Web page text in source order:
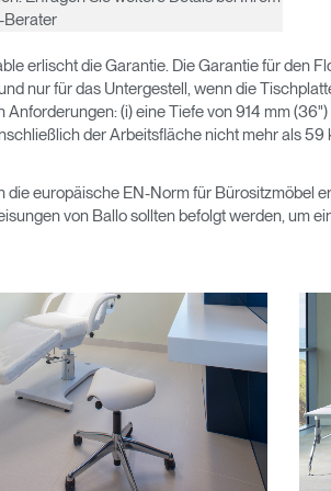
Berater
erlischt die Garantie. Die Garantie für den
nur für das Untergestell, wenn die
(i) eine Tiefe von 914 mm
der Arbeitsfläche nicht mehr als 59
europäische EN-Norm für Bürositzmöbel
von Ballo sollten befolgt werden, um